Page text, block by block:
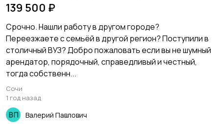
139 500 ₽
Срочно. Нашли работу в другом городе?
Переезжаете с семьёй в другой регион? Поступили в
столичный ВУЗ? Добро пожаловать если вы не шумный
арендатор, порядочный, справедливый и честный,
тогда собственн...
Сочи
1 год назад
Валерий Павлович